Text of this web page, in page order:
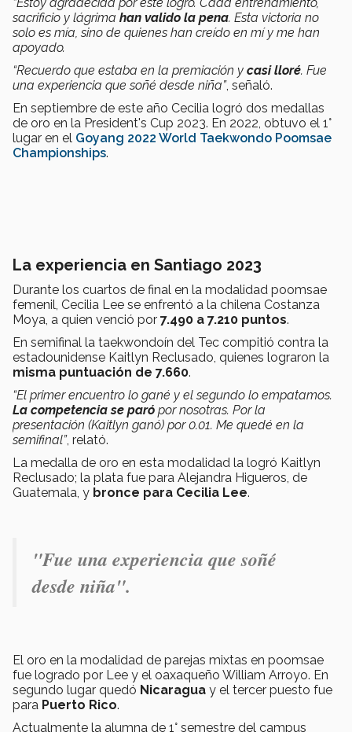
sacrificio y lágrima han valido la pena. Esta victoria no
solo es mía, sino de quienes han creído en mí y me han
apoyado.
“Recuerdo que estaba en la premiación y casi lloré. Fue
una experiencia que soñé desde niña”, señaló.
En septiembre de este año Cecilia logró dos medallas
de oro en la President's Cup 2023. En 2022, obtuvo el 1°
lugar en el Goyang 2022 World Taekwondo Poomsae
Championships.
La experiencia en Santiago 2023
Durante los cuartos de final en la modalidad poomsae
femenil, Cecilia Lee se enfrentó a la chilena Costanza
Moya, a quien venció por 7.490 a 7.210 puntos.
En semifinal la taekwondoín del Tec compitió contra la
estadounidense Kaitlyn Reclusado, quienes lograron la
misma puntuación de 7.660.
“El primer encuentro lo gané y el segundo lo empatamos.
La competencia se paró por nosotras. Por la
presentación (Kaitlyn ganó) por 0.01. Me quedé en la
semifinal”, relató.
La medalla de oro en esta modalidad la logró Kaitlyn
Reclusado; la plata fue para Alejandra Higueros, de
Guatemala, y bronce para Cecilia Lee.
"Fue una experiencia que soñé
desde niña".
El oro en la modalidad de parejas mixtas en poomsae
fue logrado por Lee y el oaxaqueño William Arroyo. En
segundo lugar quedó Nicaragua y el tercer puesto fue
para Puerto Rico.
Actualmente la alumna de 1° semestre del campus